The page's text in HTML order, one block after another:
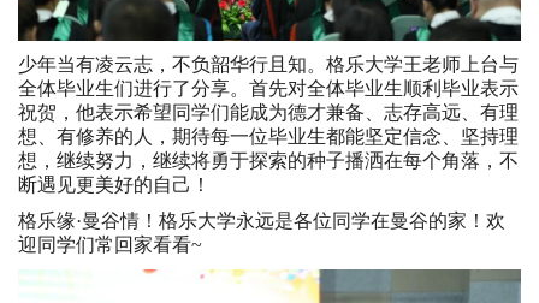
少年当有凌云志，不负韶华行且知。格乐大学王老师上台与
全体毕业生们进行了分享。首先对全体毕业生顺利毕业表示
祝贺，他表示希望同学们能成为德才兼备、志存高远、有理
想、有修养的人，期待每一位毕业生都能坚定信念、坚持理
想，继续努力，继续将勇于探索的种子播洒在每个角落，不
断遇见更美好的自己！
格乐缘·曼谷情！格乐大学永远是各位同学在曼谷的家！欢
迎同学们常回家看看~